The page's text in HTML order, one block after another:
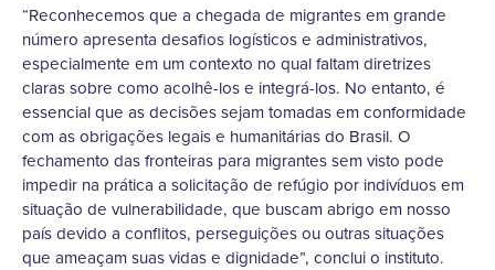
“Reconhecemos que a chegada de migrantes em grande
número apresenta desafios logísticos e administrativos,
especialmente em um contexto no qual faltam diretrizes
claras sobre como acolhê-los e integrá-los. No entanto, é
essencial que as decisões sejam tomadas em conformidade
com as obrigações legais e humanitárias do Brasil. O
fechamento das fronteiras para migrantes sem visto pode
impedir na prática a solicitação de refúgio por indivíduos em
situação de vulnerabilidade, que buscam abrigo em nosso
país devido a conflitos, perseguições ou outras situações
que ameaçam suas vidas e dignidade”, conclui o instituto.